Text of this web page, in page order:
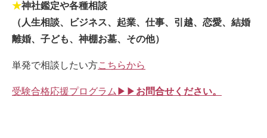
★神社鑑定や各種相談
（人生相談、ビジネス、起業、仕事、引越、恋愛、結婚
離婚、子ども、神棚お墓、その他）
単発で相談したい方こちらから
受験合格応援プログラム▶▶ お問合せください。